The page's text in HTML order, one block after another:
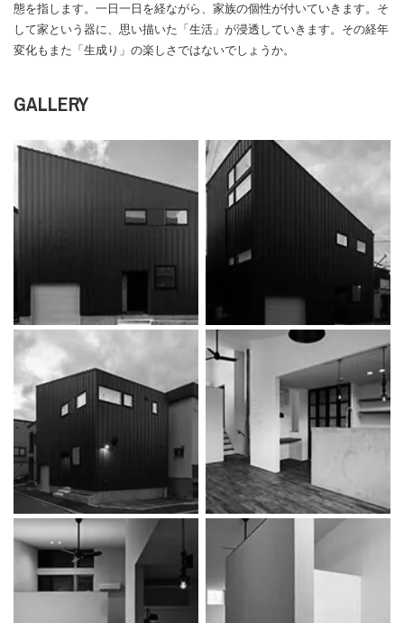
態を指します。一日一日を経ながら、家族の個性が付いていきます。そ
して家という器に、思い描いた「生活」が浸透していきます。その経年
変化もまた「生成り」の楽しさではないでしょうか。
GALLERY